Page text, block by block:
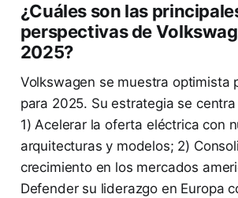
¿Cuáles son las
perspectivas de
2025?
Volkswagen se muestra optimista
para 2025. Su estrategia se
1) Acelerar la oferta eléctrica con
arquitecturas y modelos; 2)
crecimiento en los mercados
Defender su liderazgo en Europa